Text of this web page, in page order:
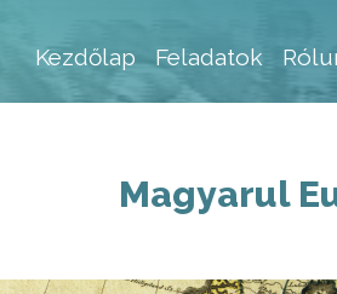
a
Fő navigáció
Kezdőlap Feladatok
Magyarul